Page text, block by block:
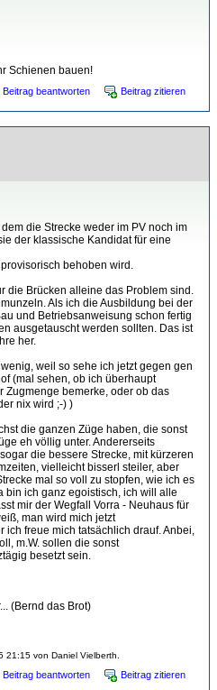
Schienen bauen!
Beitrag beantworten Beitrag zitieren
die Strecke weder im PV noch im
der klassische Kandidat für eine
behoben wird.
die Brücken alleine das Problem sind.
Als ich die Ausbildung bei der
und Betriebsanweisung schon fertig
ausgetauscht werden sollten. Das ist
her.
weil so sehe ich jetzt gegen gen
(mal sehen, ob ich überhaupt
bemerke, oder ob das
nix wird ;-) )
die ganzen Züge haben, die sonst
eh völlig unter. Andererseits
die bessere Strecke, mit kürzeren
vielleicht bisserl steiler, aber
mal so voll zu stopfen, wie ich es
bin ich ganz egoistisch, ich will alle
mir der Wegfall Vorra - Neuhaus für
man wird mich jetzt
freue mich tatsächlich drauf. Anbei,
m.W. sollen die sonst
besetzt sein.
(Bernd das Brot)
21:15 von Daniel Vielberth.
Beitrag beantworten Beitrag zitieren